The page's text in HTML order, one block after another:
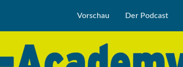
Vorschau Der Podcast